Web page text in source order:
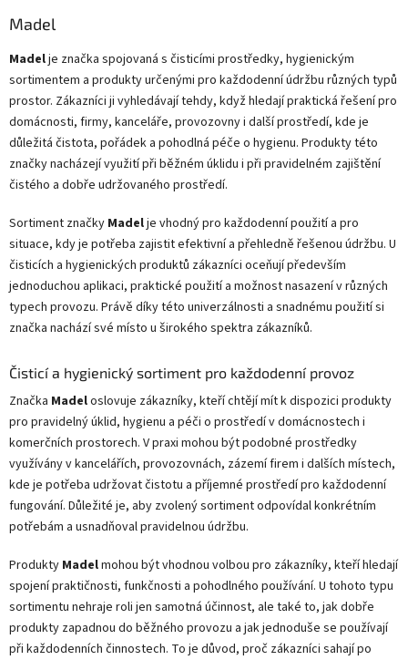
Madel
Madelje značka spojovaná s čisticími prostředky, hygienickým
sortimentem a produkty určenými pro každodenní údržbu různých typů
prostor. Zákazníci ji vyhledávají tehdy, když hledají praktická řešení pro
domácnosti, firmy, kanceláře, provozovny i další prostředí, kde je
důležitá čistota, pořádek a pohodlná péče o hygienu. Produkty této
značky nacházejí využití při běžném úklidu i při pravidelném zajištění
čistého a dobře udržovaného prostředí.
Sortiment značky Madelje vhodný pro každodenní použití a pro
situace, kdy je potřeba zajistit efektivní a přehledně řešenou údržbu. U
čisticích a hygienických produktů zákazníci oceňují především
jednoduchou aplikaci, praktické použití a možnost nasazení v různých
typech provozu. Právě díky této univerzálnosti a snadnému použití si
značka nachází své místo u širokého spektra zákazníků.
Čisticí a hygienický sortiment pro každodenní provoz
Značka Madeloslovuje zákazníky, kteří chtějí mít k dispozici produkty
pro pravidelný úklid, hygienu a péči o prostředí v domácnostech i
komerčních prostorech. V praxi mohou být podobné prostředky
využívány v kancelářích, provozovnách, zázemí firem i dalších místech,
kde je potřeba udržovat čistotu a příjemné prostředí pro každodenní
fungování. Důležité je, aby zvolený sortiment odpovídal konkrétním
potřebám a usnadňoval pravidelnou údržbu.
Produkty Madelmohou být vhodnou volbou pro zákazníky, kteří hledají
spojení praktičnosti, funkčnosti a pohodlného používání. U tohoto typu
sortimentu nehraje roli jen samotná účinnost, ale také to, jak dobře
produkty zapadnou do běžného provozu a jak jednoduše se používají
při každodenních činnostech. To je důvod, proč zákazníci sahají po